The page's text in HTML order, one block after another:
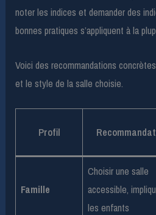
noter les indices et demander des
bonnes pratiques s’appliquent à la
Voici des recommandations
et le style de la salle choisie.
Profil
Famille
Choisir une salle
accessible,
les enfants